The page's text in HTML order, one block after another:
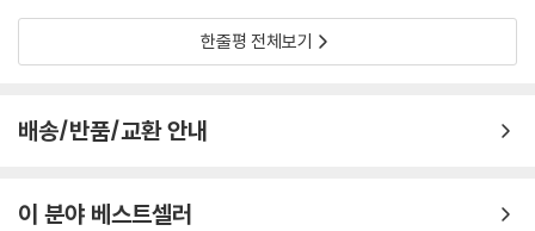
한줄평 전체보기
배송/반품/교환 안내
이 분야 베스트셀러